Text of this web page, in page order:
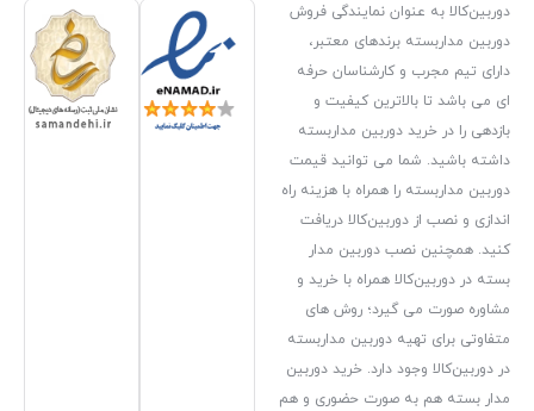
نمایندگی فروش
معتبر،
حرفه
کیفیت و
مداربسته
توانید قیمت
با هزینه راه
دریافت
مدار
با خرید و
روش های
مداربسته
خرید دوربین
حضوری و هم